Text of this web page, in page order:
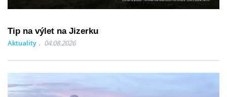
Tip na výlet na Jizerku
Aktuality 04.08.2026